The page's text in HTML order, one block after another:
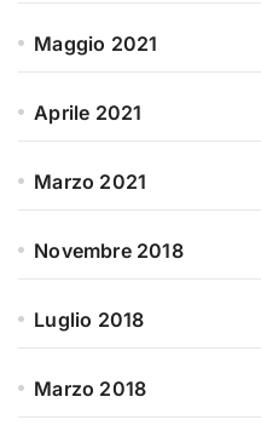
Maggio 2021
Aprile 2021
Marzo 2021
Novembre 2018
Luglio 2018
Marzo 2018